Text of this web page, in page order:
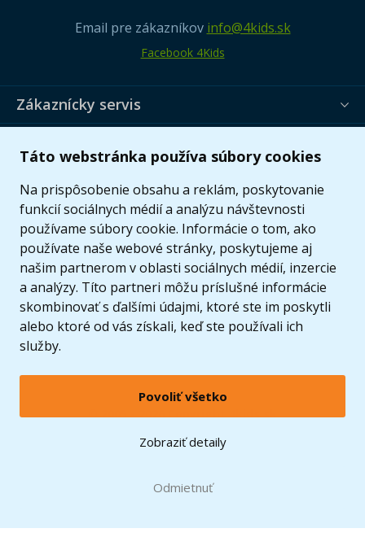
Táto webstránka používa súbory cookies
Na prispôsobenie obsahu a reklám, poskytovanie
funkcií sociálnych médií a analýzu návštevnosti
používame súbory cookie. Informácie o tom, ako
používate naše webové stránky, poskytujeme aj
našim partnerom v oblasti sociálnych médií, inzercie
a analýzy. Títo partneri môžu príslušné informácie
skombinovať s ďalšími údajmi, ktoré ste im poskytli
alebo ktoré od vás získali, keď ste používali ich
služby.
Povoliť všetko
Zobraziť detaily
Odmietnuť
Email pre zákazníkov info@4kids.sk
Facebook 4Kids
Zákaznícky servis
© 2005 - 2026 Copyright 4kids.sk
LEGO, logo LEGO a minifigúrka sú ochrannými známkami spoločnosti LEGO Group. ©
2024 The LEGO Group.
Zobraziť verziu pre desktop
Doprava zadarmopri nákupe od